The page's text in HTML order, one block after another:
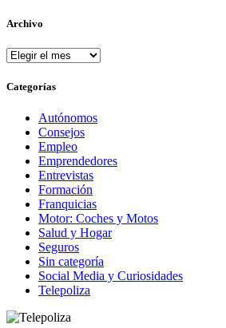
Archivo
Archivo
Categorías
Autónomos
Consejos
Empleo
Emprendedores
Entrevistas
Formación
Franquicias
Motor: Coches y Motos
Salud y Hogar
Seguros
Sin categoría
Social Media y Curiosidades
Telepoliza